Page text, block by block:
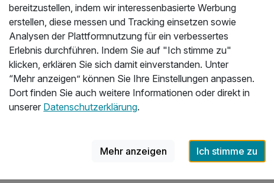
mit 4-Gang-Gourmetmenü
, korrekt und sehr freundliches Personal. Wir
2
Seit
den
ein
bereitzustellen, indem wir interessenbasierte Werbung
erstellen, diese messen und Tracking einsetzen sowie
Analysen der Plattformnutzung für ein verbessertes
Erlebnis durchführen. Indem Sie auf "Ich stimme zu"
klicken, erklären Sie sich damit einverstanden. Unter
“Mehr anzeigen” können Sie Ihre Einstellungen anpassen.
Dort finden Sie auch weitere Informationen oder direkt in
unserer Datenschutzerklärung.
Mehr anzeigen Ich stimme zu